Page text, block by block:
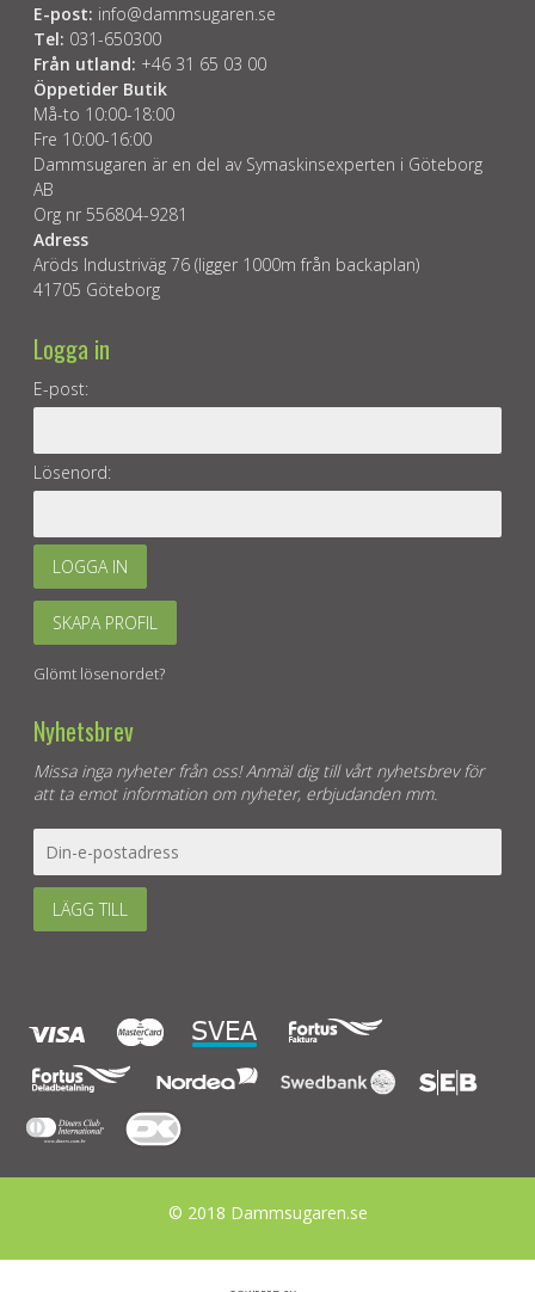
E-post: info@dammsugaren.se
Tel: 031-650300
Från utland: +46 31 65 03 00
Öppetider Butik
Må-to 10:00-18:00
Fre 10:00-16:00
Dammsugaren är en del av Symaskinsexperten i Göteborg
AB
Org nr 556804-9281
Adress
Aröds Industriväg 76 (ligger 1000m från backaplan)
41705 Göteborg
Logga in
E-post:
Lösenord:
LOGGA IN
SKAPA PROFIL
Glömt lösenordet?
Nyhetsbrev
Missa inga nyheter från oss! Anmäl dig till vårt nyhetsbrev för
att ta emot information om nyheter, erbjudanden mm.
LÄGG TILL
© 2018 Dammsugaren.se